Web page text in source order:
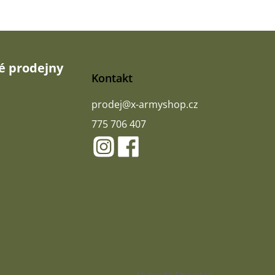
prodejny
Kontakt
prodej@x-armyshop.cz
775 706 407